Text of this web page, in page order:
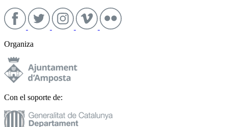
Organiza
Con el soporte de: